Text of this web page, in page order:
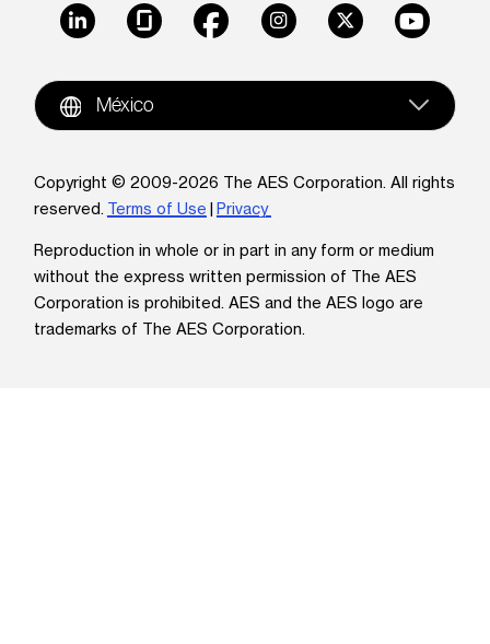
LinkedIn GlassdoorFacebookInstagramX Youtube
México
Copyright © 2009-2026 The AES Corporation. All rights
reserved. Terms of Use | Privacy
Reproduction in whole or in part in any form or medium
without the express written permission of The AES
Corporation is prohibited. AES and the AES logo are
trademarks of The AES Corporation.